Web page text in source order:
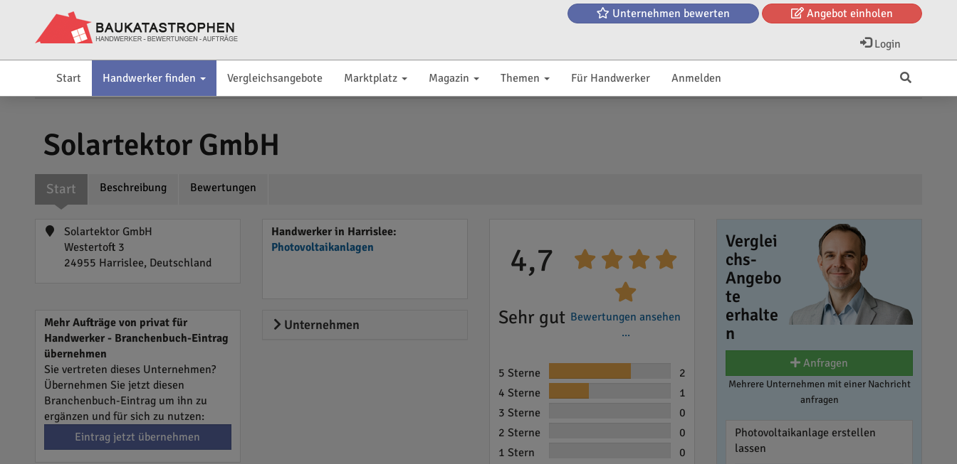
Unternehmen bewerten Angebot einholen
Login
Start Handwerker finden Vergleichsangebote Marktplatz Magazin Themen Für Handwerker Anmelden
Solartektor GmbH
Start Beschreibung Bewertungen
Solartektor GmbH
Westertoft 3
24955 Harrislee, Deutschland
Handwerker in Harrislee:
Photovoltaikanlagen
Mehr Aufträge von privat für
Handwerker - Branchenbuch-Eintrag
übernehmen
Sie vertreten dieses Unternehmen?
Übernehmen Sie jetzt diesen
Branchenbuch-Eintrag um ihn zu
ergänzen und für sich zu nutzen:
Eintrag jetzt übernehmen
Unternehmen
4,7
Sehr gut Bewertungen ansehen
...
5 Sterne
2
4 Sterne
1
3 Sterne
0
2 Sterne
0
1 Stern
0
Verglei
chs-
Angebo
te
erhalte
n
Anfragen
Mehrere Unternehmen mit einer Nachricht
anfragen
Photovoltaikanlage erstellen
lassen